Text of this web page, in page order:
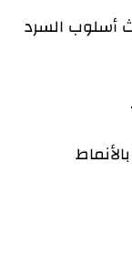
أسلوب السرد